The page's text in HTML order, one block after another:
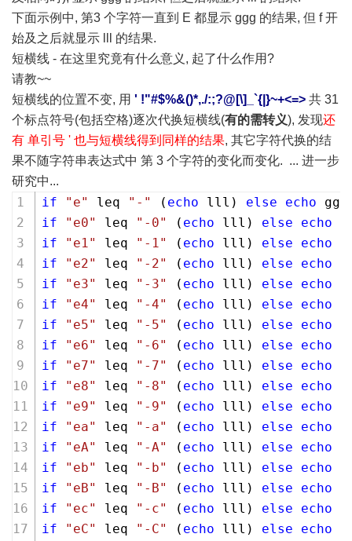
下面示例中, 第3 个字符一直到 E 都显示 ggg 的结果, 但 f 开
始及之后就显示 lll 的结果.
短横线 - 在这里究竟有什么意义, 起了什么作用?
请教~~
短横线的位置不变, 用 ' !"#$%&()*,./:;?@[\]_`{|}~+<=> 共 31
个标点符号(包括空格)逐次代换短横线(有的需转义), 发现还
有 单引号 ' 也与短横线得到同样的结果, 其它字符代换的结
果不随字符串表达式中 第 3 个字符的变化而变化. ... 进一步
研究中...
if "e" leq "-" ( echo lll) else echo ggg
if
"e0" leq "-0" ( echo lll) else echo
if
"e1" leq "-1" ( echo lll) else echo
if
"e2" leq "-2" ( echo lll) else echo
if
"e3" leq "-3" ( echo lll) else echo
if
"e4" leq "-4" ( echo lll) else echo
if
"e5" leq "-5" ( echo lll) else echo
if
"e6" leq "-6" ( echo lll) else echo
if
"e7" leq "-7" ( echo lll) else echo
if
"e8" leq "-8" ( echo lll) else echo
if
"e9" leq "-9" ( echo lll) else echo
if
"ea" leq "-a" ( echo lll) else echo
if
"eA" leq "-A" ( echo lll) else echo
if
"eb" leq "-b" ( echo lll) else echo
if
"eB" leq "-B" ( echo lll) else echo
if
"ec" leq "-c" ( echo lll) else echo
if
"eC" leq "-C" ( echo lll) else echo